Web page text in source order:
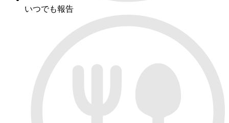
いつでも報告